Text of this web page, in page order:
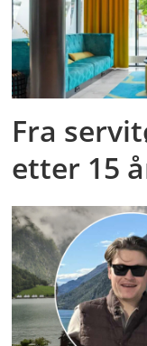
Fra
etter 15